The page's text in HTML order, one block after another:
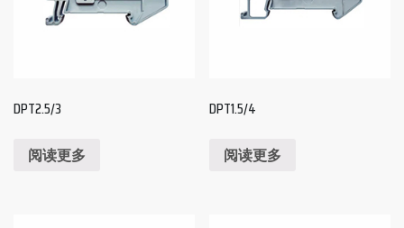
DPT2.5/3
阅读更多
DPT1.5/4
阅读更多